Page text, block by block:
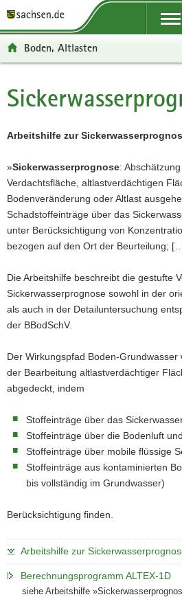
t
ü
e
g
r
e
i
f
e
d
e
N
a
i
g
a
i
o
n
t
n
v
g
a
t
i
o
n
p
n
a
t
t
-
e
e
i
c
h
Boden, Altlasten
Hauptinhalt
Arbeitshilfe zur
»Sickerwasserprognose:
Verdachtsfläche, altlastverdächtigen
Bodenveränderung oder Altlast
Schadstoffeinträge über das
unter Berücksichtigung von
bezogen auf den Ort der Beurteilung;
Die Arbeitshilfe beschreibt die gestufte
Sickerwasserprognose sowohl in der
als auch in der Detailuntersuchung
der BBodSchV.
Der Wirkungspfad Boden-
der Bearbeitung altlastverdächtiger
abgedeckt, indem
Stoffeinträge über das
Stoffeinträge über die Bodenluft und
Stoffeinträge über mobile flüssige
Stoffeinträge aus kontaminierten
bis vollständig im Grundwasser)
Berücksichtigung finden.
Arbeitshilfe zur
Berechnungsprogramm ALTEX-1D
siehe Arbeitshilfe